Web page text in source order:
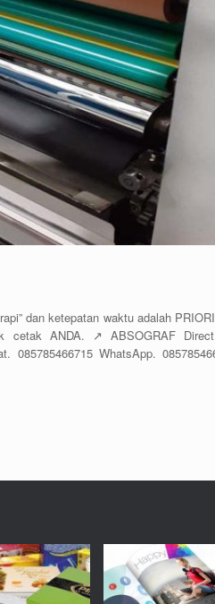
dan ketepatan waktu adalah
cetak ANDA. ↗️ ABSOGRAF
085785466715 WhatsApp.